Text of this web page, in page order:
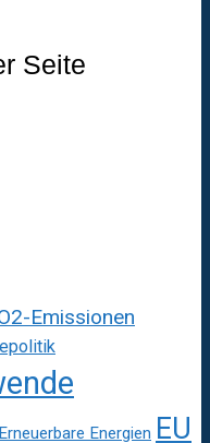
Seite
Emissionen
Erneuerbare Energien EU